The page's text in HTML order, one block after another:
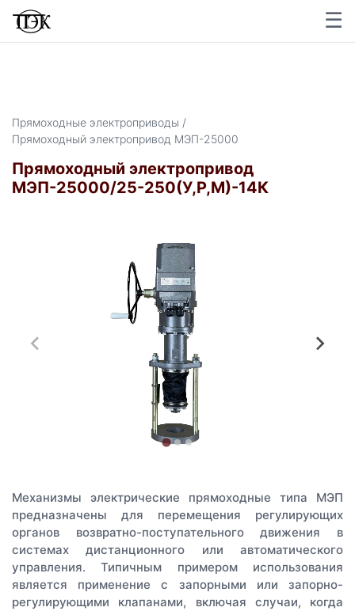
☰
Прямоходные электроприводы /
Прямоходный электропривод МЭП-25000
Прямоходный электропривод
МЭП-25000/25-250(У,Р,М)-14К
Механизмы электрические прямоходные типа МЭП
предназначены для перемещения регулирующих
органов возвратно-поступательного движения в
системах дистанционного или автоматического
управления. Типичным примером использования
является применение с запорными или запорно-
регулирующими клапанами, включая случаи, когда